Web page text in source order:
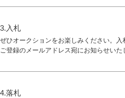
3.入札
ぜひオークションをお楽しみください。入
ご登録のメールアドレス宛にお知らせいた
4.落札